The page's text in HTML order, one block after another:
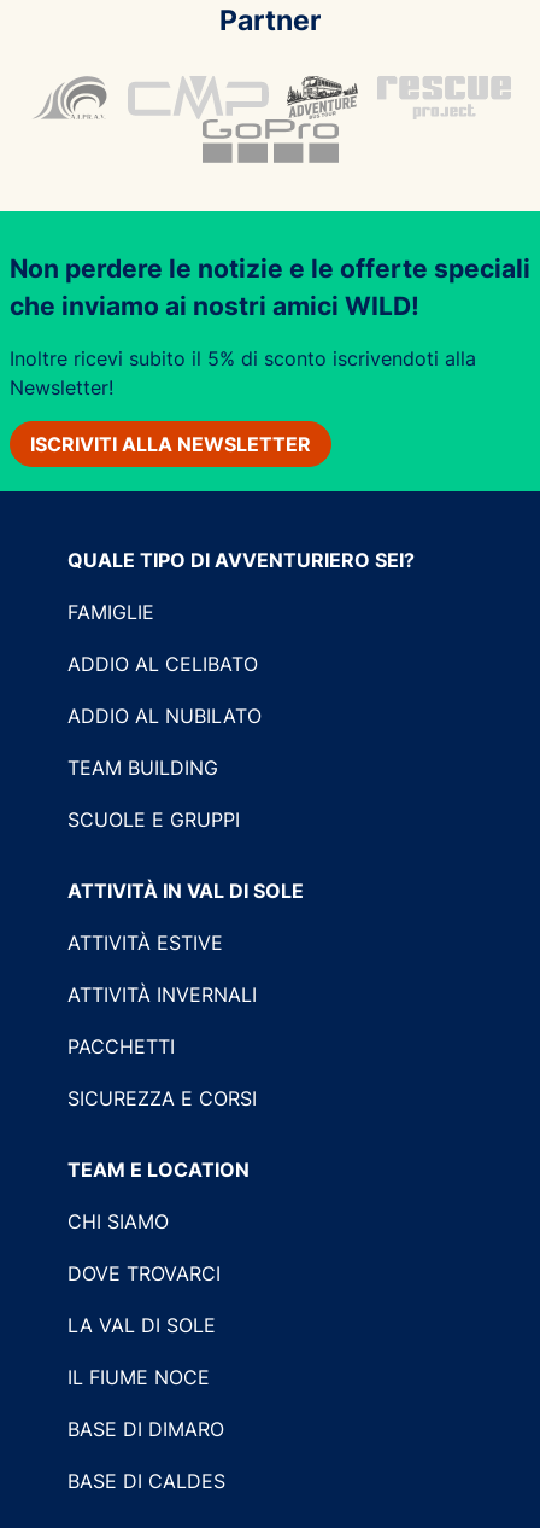
Partner
Non perdere le notizie e le offerte speciali
che inviamo ai nostri amici WILD!
Inoltre ricevi subito il 5% di sconto iscrivendoti alla
Newsletter!
ISCRIVITI ALLA NEWSLETTER
QUALE TIPO DI AVVENTURIERO SEI?
FAMIGLIE
ADDIO AL CELIBATO
ADDIO AL NUBILATO
TEAM BUILDING
SCUOLE E GRUPPI
ATTIVITÀ IN VAL DI SOLE
ATTIVITÀ ESTIVE
ATTIVITÀ INVERNALI
PACCHETTI
SICUREZZA E CORSI
TEAM E LOCATION
CHI SIAMO
DOVE TROVARCI
LA VAL DI SOLE
IL FIUME NOCE
BASE DI DIMARO
BASE DI CALDES